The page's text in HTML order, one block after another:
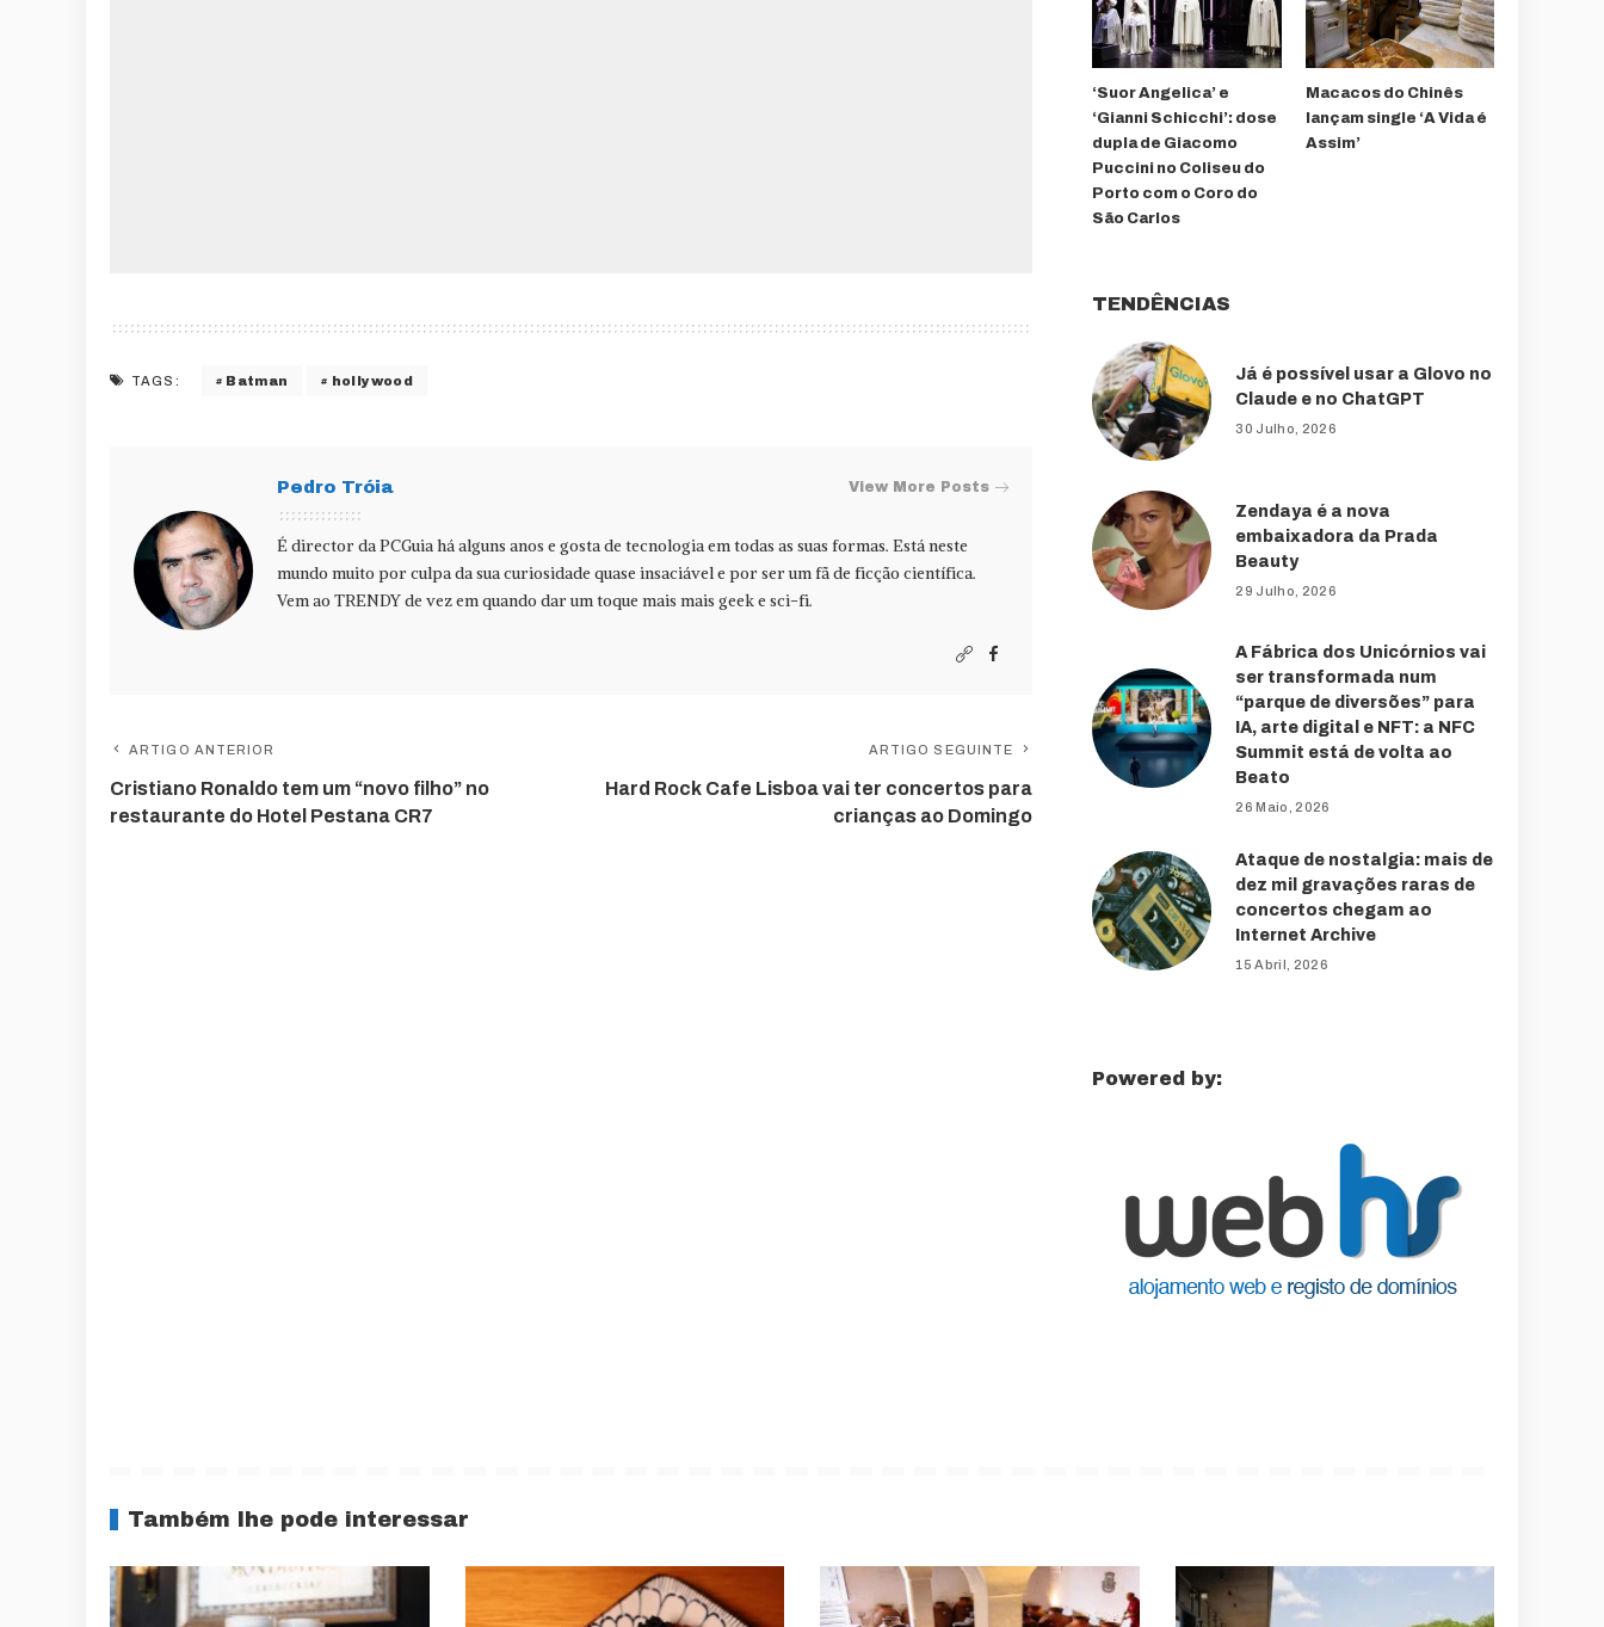
TAGS: Batman hollywood
Pedro Tróia View More Posts
É director da PCGuia há alguns anos e gosta de tecnologia em todas as suas formas. Está neste
mundo muito por culpa da sua curiosidade quase insaciável e por ser um fã de ficção científica.
Vem ao TRENDY de vez em quando dar um toque mais mais geek e sci-fi.
ARTIGO ANTERIOR
Cristiano Ronaldo tem um “novo filho” no
restaurante do Hotel Pestana CR7
ARTIGO SEGUINTE
Hard Rock Cafe Lisboa vai ter concertos para
crianças ao Domingo
‘Suor Angelica’ e
‘Gianni Schicchi’: dose
dupla de Giacomo
Puccini no Coliseu do
Porto com o Coro do
São Carlos
Macacos do Chinês
lançam single ‘A Vida é
Assim’
TENDÊNCIAS
Já é possível usar a Glovo no
Claude e no ChatGPT
30 Julho, 2026
Zendaya é a nova
embaixadora da Prada
Beauty
29 Julho, 2026
A Fábrica dos Unicórnios vai
ser transformada num
“parque de diversões” para
IA, arte digital e NFT: a NFC
Summit está de volta ao
Beato
26 Maio, 2026
Ataque de nostalgia: mais de
dez mil gravações raras de
concertos chegam ao
Internet Archive
15 Abril, 2026
Powered by:
Também lhe pode interessar